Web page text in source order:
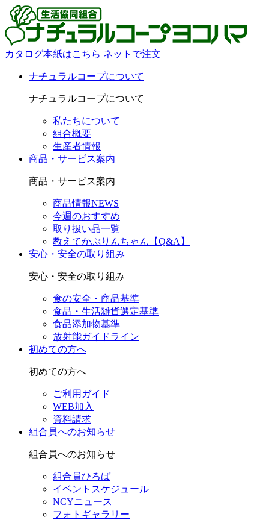
カタログ本紙はこちら ネットで注文
ナチュラルコープについて
ナチュラルコープについて
私たちについて
組合概要
生産者情報
商品・サービス案内
商品・サービス案内
商品情報NEWS
今週のおすすめ
取り扱い品一覧
教えてかぶりんちゃん【Q&A】
安心・安全の取り組み
安心・安全の取り組み
食の安全・商品基準
食品・生活雑貨選定基準
食品添加物基準
放射能ガイドライン
初めての方へ
初めての方へ
ご利用ガイド
WEB加入
資料請求
組合員へのお知らせ
組合員へのお知らせ
組合員ひろば
イベントスケジュール
NCYニュース
フォトギャラリー